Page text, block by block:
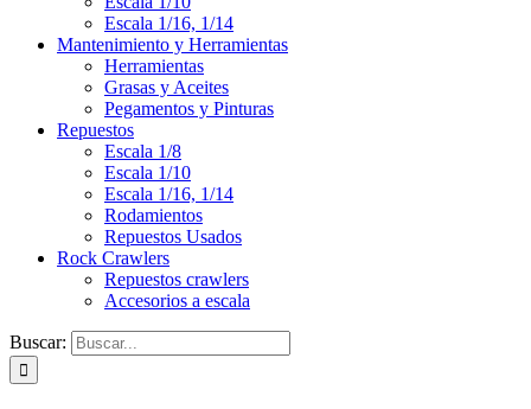
Escala 1/16, 1/14
Mantenimiento y Herramientas
Herramientas
Grasas y Aceites
Pegamentos y Pinturas
Repuestos
Escala 1/8
Escala 1/10
Escala 1/16, 1/14
Rodamientos
Repuestos Usados
Rock Crawlers
Repuestos crawlers
Accesorios a escala
Buscar: